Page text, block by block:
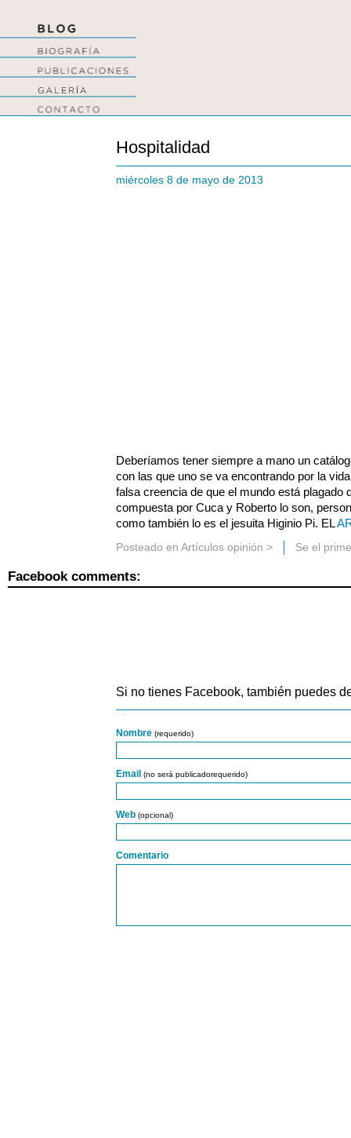
Hospitalidad
miércoles 8 de mayo de 2013
Deberíamos tener siempre a mano un
con las que uno se va encontrando por la
falsa creencia de que el mundo está plagado
compuesta por Cuca y Roberto lo son,
como también lo es el jesuita Higinio Pi. EL
Posteado en Artículos opinión > Se el
Facebook comments:
Si no tienes Facebook, también puedes
Nombre (requerido)
Email (no será publicadorequerido)
Web (opcional)
Comentario